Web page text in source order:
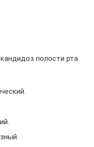
полости рта